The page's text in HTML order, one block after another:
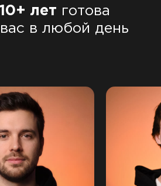
лет готова
в любой день